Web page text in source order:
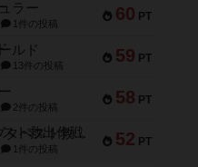
60 PT
ラー
1件の投稿
59 PT
ルド
13件の投稿
58 PT
2件の投稿
52 PT
Bitter End ブタペスト救出作戦
1件の投稿